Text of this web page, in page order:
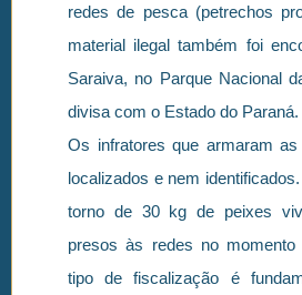
redes de pesca (petrechos
material ilegal também foi
Saraiva, no Parque Nacional
divisa com o Estado do Paraná.
Os infratores que armaram
localizados e nem
torno de 30 kg de peixes
presos às redes no
tipo de fiscalização é